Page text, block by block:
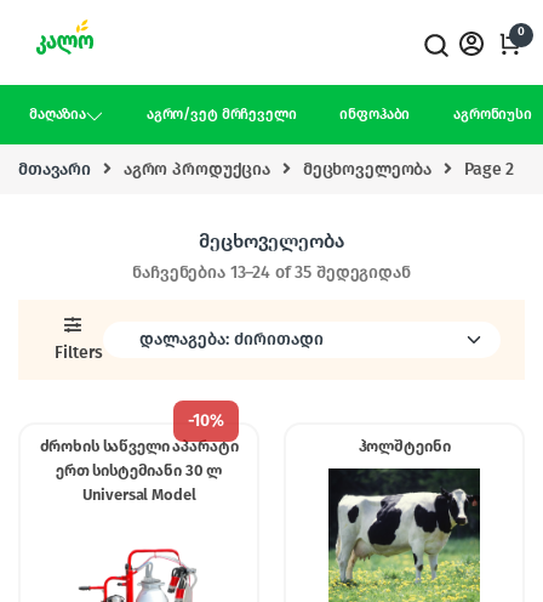
0
მაღაზია აგრო/ვეტ მრჩეველი ინფოჰაბი აგრონიუსი
მთავარი აგრო პროდუქცია მეცხოველეობა Page 2
მეცხოველეობა
ნაჩვენებია 13–24 of 35 შედეგიდან
Filters
-10%
ძროხის საწველი აპარატი
ერთ სისტემიანი 30 ლ
Universal Model
ჰოლშტეინი